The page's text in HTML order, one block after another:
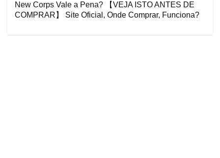
New Corps Vale a Pena? 【VEJA ISTO ANTES DE
COMPRAR】 Site Oficial, Onde Comprar, Funciona?